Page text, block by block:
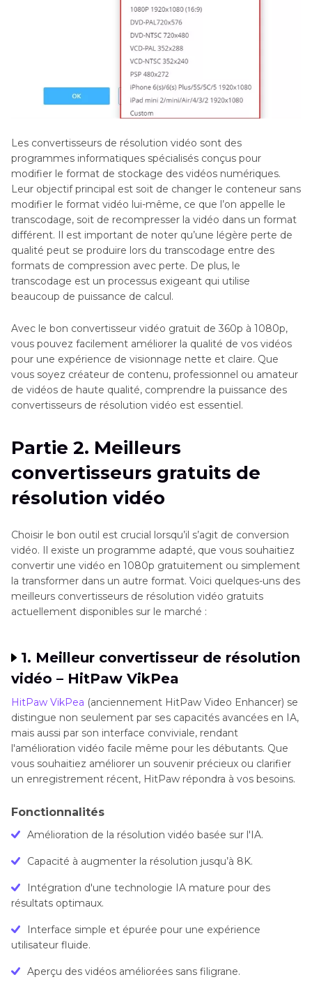
Les convertisseurs de résolution vidéo sont des
programmes informatiques spécialisés conçus pour
modifier le format de stockage des vidéos numériques.
Leur objectif principal est soit de changer le conteneur sans
modifier le format vidéo lui-même, ce que l’on appelle le
transcodage, soit de recompresser la vidéo dans un format
différent. Il est important de noter qu’une légère perte de
qualité peut se produire lors du transcodage entre des
formats de compression avec perte. De plus, le
transcodage est un processus exigeant qui utilise
beaucoup de puissance de calcul.
Avec le bon convertisseur vidéo gratuit de 360p à 1080p,
vous pouvez facilement améliorer la qualité de vos vidéos
pour une expérience de visionnage nette et claire. Que
vous soyez créateur de contenu, professionnel ou amateur
de vidéos de haute qualité, comprendre la puissance des
convertisseurs de résolution vidéo est essentiel.
Partie 2. Meilleurs
convertisseurs gratuits de
résolution vidéo
Choisir le bon outil est crucial lorsqu’il s’agit de conversion
vidéo. Il existe un programme adapté, que vous souhaitiez
convertir une vidéo en 1080p gratuitement ou simplement
la transformer dans un autre format. Voici quelques-uns des
meilleurs convertisseurs de résolution vidéo gratuits
actuellement disponibles sur le marché :
1. Meilleur convertisseur de résolution
vidéo – HitPaw VikPea
HitPaw VikPea (anciennement HitPaw Video Enhancer) se
distingue non seulement par ses capacités avancées en IA,
mais aussi par son interface conviviale, rendant
l'amélioration vidéo facile même pour les débutants. Que
vous souhaitiez améliorer un souvenir précieux ou clarifier
un enregistrement récent, HitPaw répondra à vos besoins.
Fonctionnalités
Amélioration de la résolution vidéo basée sur l'IA.
Capacité à augmenter la résolution jusqu’à 8K.
Intégration d'une technologie IA mature pour des
résultats optimaux.
Interface simple et épurée pour une expérience
utilisateur fluide.
Aperçu des vidéos améliorées sans filigrane.